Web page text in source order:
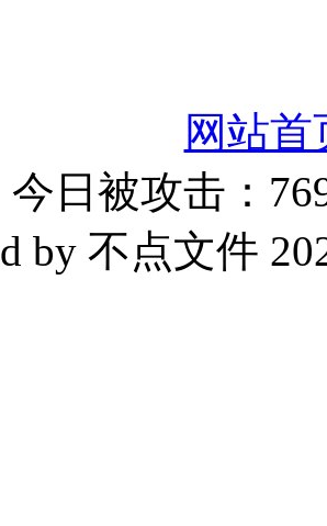
网站首
今日被攻击：
by 不点文件